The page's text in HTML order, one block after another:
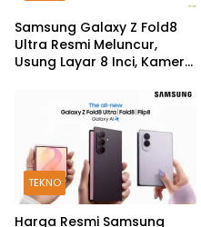
Samsung Galaxy Z Fold8
Ultra Resmi Meluncur,
Usung Layar 8 Inci, Kamera
TEKNO
Harga Resmi Samsung